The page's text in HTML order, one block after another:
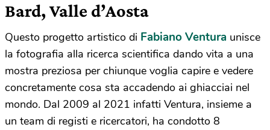
Bard, Valle d’Aosta
Questo progetto artistico di Fabiano Ventura unisce
la fotografia alla ricerca scientifica dando vita a una
mostra preziosa per chiunque voglia capire e vedere
concretamente cosa sta accadendo ai ghiacciai nel
mondo. Dal 2009 al 2021 infatti Ventura, insieme a
un team di registi e ricercatori, ha condotto 8